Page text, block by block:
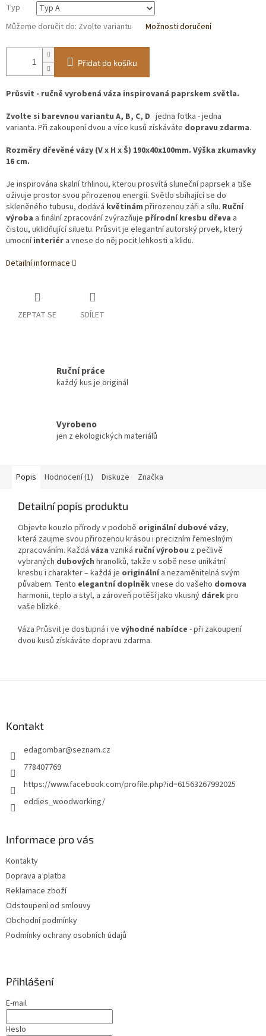
Typ
Můžeme doručit do: Zvolte variantu Možnosti doručení
Přidat do košíku
Průsvit - ručně vyrobená váza inspirovaná paprskem světla.
Zvolte si barevnou variantu A, B, C, D jedna fotka - jedna
varianta. Při zakoupení dvou a více kusů získáváte dopravu zdarma.
Rozměry dřevěné vázy (V x H x Š) 190x40x100mm. Výška zkumavky
16 cm.
Je inspirována skalní trhlinou, kterou prosvítá sluneční paprsek a tiše
oživuje prostor svou přirozenou energií. Světlo sbíhající se do
skleněného tubusu, dodává květinám přirozenou záři a sílu. Ruční
výroba a finální zpracování zvýrazňuje přírodní kresbu dřeva a
čistou, uklidňující siluetu. Průsvit je elegantní autorský prvek, který
umocníinteriér a vnese do něj pocit lehkosti a klidu.
Detailní informace
ZEPTAT SE SDÍLET
Ruční práce
každý kus je originál
Vyrobeno
jen z ekologických materiálů
Popis Hodnocení (1) Diskuze Značka
Detailní popis produktu
Objevte kouzlo přírody v podobě originální dubové vázy,
která zaujme svou přirozenou krásou i precizním řemeslným
zpracováním. Každá váza vzniká ruční výrobou z pečlivě
vybraných dubových hranolků, takže v sobě nese unikátní
kresbu i charakter – každá je originálnía nezaměnitelná svým
půvabem. Tento elegantní doplněkvnese do vašeho domova
harmonii, teplo a styl, a zároveň potěší jako vkusný dárekpro
vaše blízké.
Váza Průsvit je dostupná i ve výhodné nabídce - při zakoupení
dvou kusů získáváte dopravu zdarma.
Kontakt
edagombar@seznam.cz
778407769
https://www.facebook.com/profile.php?id=61563267992025
eddies_woodworking/
Informace pro vás
Kontakty
Doprava a platba
Reklamace zboží
Odstoupení od smlouvy
Obchodní podmínky
Podmínky ochrany osobních údajů
Přihlášení
E-mail
Heslo